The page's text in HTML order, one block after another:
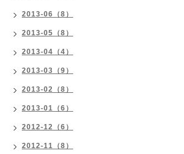
2013-06（8）
2013-05（8）
2013-04（4）
2013-03（9）
2013-02（8）
2013-01（6）
2012-12（6）
2012-11（8）